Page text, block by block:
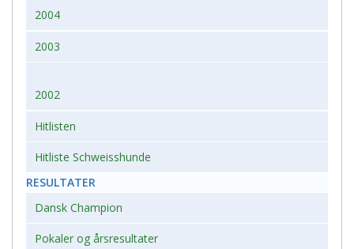
2004
2003
2002
Hitlisten
Hitliste Schweisshunde
RESULTATER
Dansk Champion
Pokaler og årsresultater